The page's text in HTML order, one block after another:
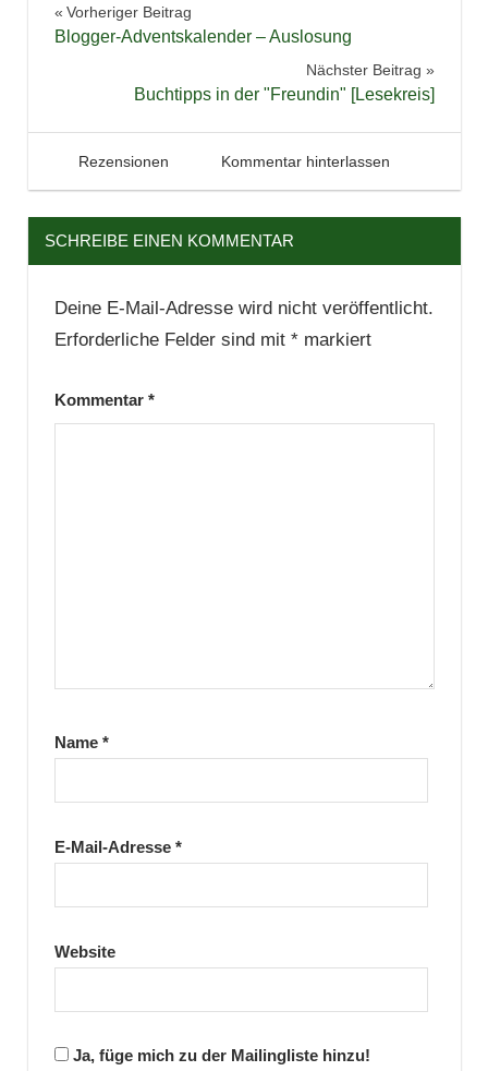
Lit
Rezension
Beitragsnavigation
Vorheriger Beitrag
Blogger-Adventskalender – Auslosung
Nächster Beitrag
Buchtipps in der "Freundin" [Lesekreis]
2. Januar 2014
Tintenhain
Rezensionen Kommentar hinterlassen
SCHREIBE EINEN KOMMENTAR
Deine E-Mail-Adresse wird nicht veröffentlicht.
Erforderliche Felder sind mit *markiert
Kommentar *
Name *
E-Mail-Adresse *
Website
Ja, füge mich zu der Mailingliste hinzu!